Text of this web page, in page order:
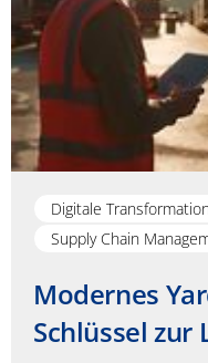
Digitale
Supply Chain
Modernes
Schlüssel